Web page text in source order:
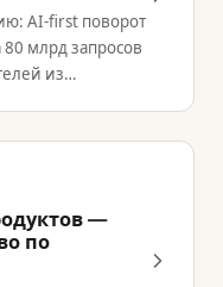
AI-first поворот
млрд запросов
из
—
по